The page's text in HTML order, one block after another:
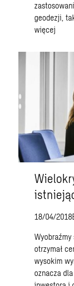
geodezji,
więcej
18/04/2018
otrzymał
wysokim
oznacza